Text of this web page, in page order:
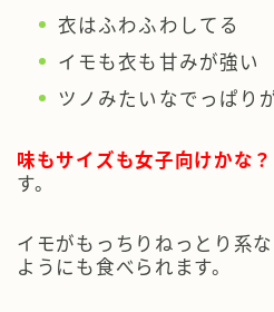
衣はふわふわしてる
イモも衣も甘みが強い
ツノみたいなでっぱり
味もサイズも女子向けかな
す。
イモがもっちりねっとり系
ようにも食べられます。